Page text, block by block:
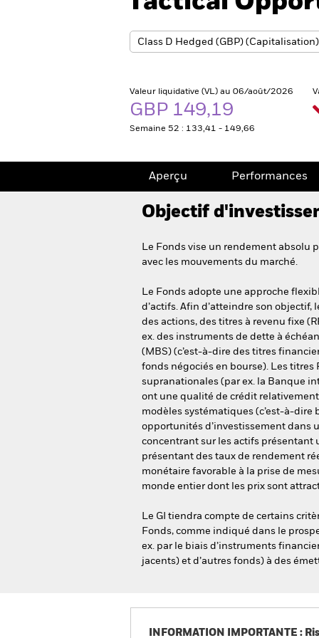
Valeur liquidative (VL) au 06/août/2026
GBP 149,19
Semaine 52 : 133,41 - 149,66
Aperçu Performances
Objectif
Le Fonds vise un rendement absolu
avec les mouvements du marché.
Le Fonds adopte une approche
d’actifs. Afin d’atteindre son
des actions, des titres à revenu fixe
ex. des instruments de dette à
(MBS) (c’est-à-dire des titres
fonds négociés en bourse). Les titres
supranationales (par ex. la Banque
ont une qualité de crédit
modèles systématiques (c’est-à-dire
opportunités d’investissement dans
concentrant sur les actifs présentant
présentant des taux de rendement
monétaire favorable à la prise de
monde entier dont les prix sont
Le GI tiendra compte de certains
Fonds, comme indiqué dans le
ex. par le biais d’instruments
jacents) et d’autres fonds) à des
INFORMATION IMPORTANTE :